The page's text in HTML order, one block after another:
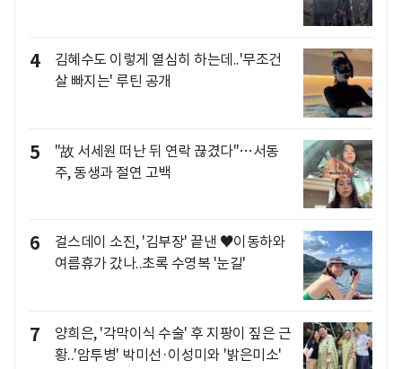
4
김혜수도 이렇게 열심히 하는데..'무조건
살 빠지는' 루틴 공개
5
"故 서세원 떠난 뒤 연락 끊겼다"…서동
주, 동생과 절연 고백
6
걸스데이 소진, '김부장' 끝낸 ♥이동하와
여름휴가 갔나..초록 수영복 '눈길'
7
양희은, '각막이식 수술' 후 지팡이 짚은 근
황..'암투병' 박미선·이성미와 '밝은미소'